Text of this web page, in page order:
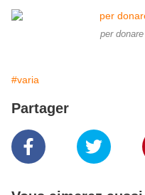
per
#varia
Partager